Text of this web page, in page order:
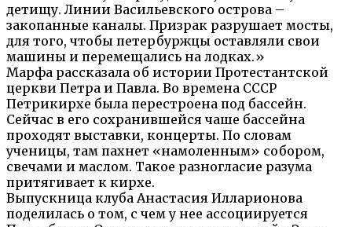
детищу. Линии Васильевского острова –
закопанные каналы. Призрак разрушает мосты,
для того, чтобы петербуржцы оставляли свои
машины и перемещались на лодках.»
Марфа рассказала об истории Протестантской
церкви Петра и Павла. Во времена СССР
Петрикирхе была перестроена под бассейн.
Сейчас в его сохранившейся чаше бассейна
проходят выставки, концерты. По словам
ученицы, там пахнет «намоленным» собором,
свечами и маслом. Такое разногласие разума
притягивает к кирхе.
Выпускница клуба Анастасия Илларионова
поделилась о том, с чем у нее ассоциируется